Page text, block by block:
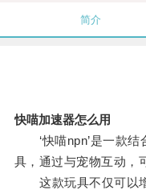
简介
快喵加速器怎么用
‘快喵npn’是一款结
具，通过与宠物互动，
这款玩具不仅可以增